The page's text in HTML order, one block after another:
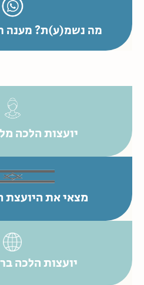
מה נשמ(ע)ת? מענה
יועצות הלכה
מצאי את היועצת
יועצות הלכה